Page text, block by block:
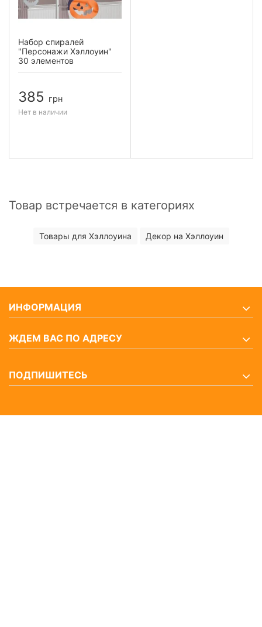
Набор спиралей
"Персонажи Хэллоуин"
30 элементов
385 грн
Нет в наличии
Товар встречается в категориях
Товары для Хэллоуина Декор на Хэллоуин
ИНФОРМАЦИЯ
ЖДЕМ ВАС ПО АДРЕСУ
ПОДПИШИТЕСЬ